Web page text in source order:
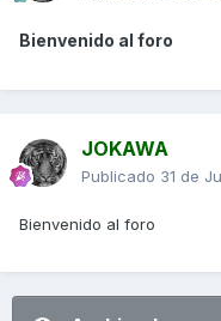
Bienvenido al foro
JOKAWA
Publicado 31 de
Bienvenido al foro